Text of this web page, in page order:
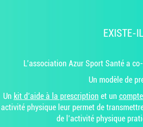
EXISTE-
L’association Azur Sport Santé a
Un modèle de
Un kit d’aide à la prescription et un
activité physique leur permet de
de l’activité physique